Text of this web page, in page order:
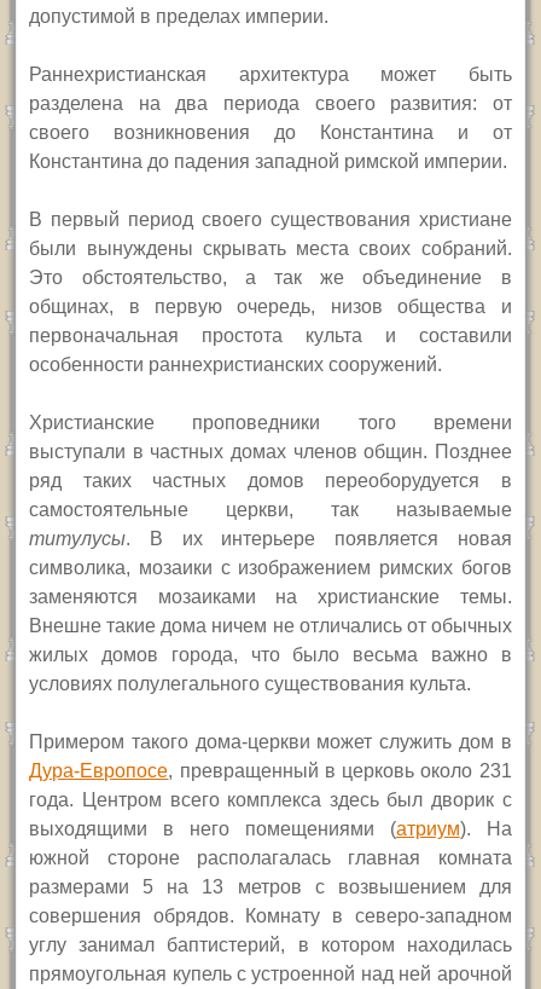
допустимой в пределах империи.
Раннехристианская архитектура может быть
разделена на два периода своего развития: от
своего возникновения до Константина и от
Константина до падения западной римской империи.
В первый период своего существования христиане
были вынуждены скрывать места своих собраний.
Это обстоятельство, а так же объединение в
общинах, в первую очередь, низов общества и
первоначальная простота культа и составили
особенности раннехристианских сооружений.
Христианские проповедники того времени
выступали в частных домах членов общин. Позднее
ряд таких частных домов переоборудуется в
самостоятельные церкви, так называемые
титулусы. В их интерьере появляется новая
символика, мозаики с изображением римских богов
заменяются мозаиками на христианские темы.
Внешне такие дома ничем не отличались от обычных
жилых домов города, что было весьма важно в
условиях полулегального существования культа.
Примером такого дома-церкви может служить дом в
Дура-Европосе, превращенный в церковь около 231
года. Центром всего комплекса здесь был дворик с
выходящими в него помещениями (атриум). На
южной стороне располагалась главная комната
размерами 5 на 13 метров с возвышением для
совершения обрядов. Комнату в северо-западном
углу занимал баптистерий, в котором находилась
прямоугольная купель с устроенной над ней арочной